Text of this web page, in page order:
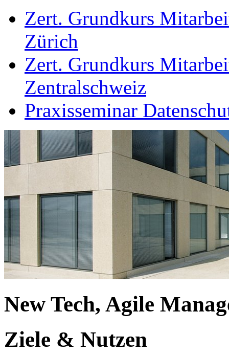
Zert. Grundkurs
Zürich
Zert. Grundkurs
Zentralschweiz
Praxisseminar
New Tech, Agile
Ziele & Nutzen